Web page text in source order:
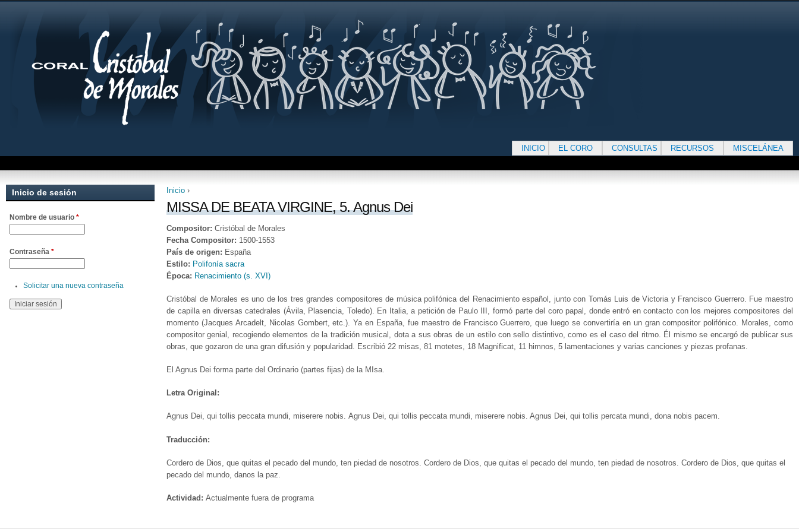
Se encuentra usted aquí
Inicio ›
MISSA DE BEATA VIRGINE, 5. Agnus Dei
Compositor: Cristóbal de Morales
Fecha Compositor: 1500-1553
País de origen: España
Estilo: Polifonía sacra
Época: Renacimiento (s. XVI)
Cristóbal de Morales es uno de los tres grandes compositores de música polifónica del Renacimiento español, junto con Tomás Luis de Victoria y Francisco Guerrero. Fue maestro
de capilla en diversas catedrales (Ávila, Plasencia, Toledo). En Italia, a petición de Paulo III, formó parte del coro papal, donde entró en contacto con los mejores compositores del
momento (Jacques Arcadelt, Nicolas Gombert, etc.). Ya en España, fue maestro de Francisco Guerrero, que luego se convertiría en un gran compositor polifónico. Morales, como
compositor genial, recogiendo elementos de la tradición musical, dota a sus obras de un estilo con sello distintivo, como es el caso del ritmo. Él mismo se encargó de publicar sus
obras, que gozaron de una gran difusión y popularidad. Escribió 22 misas, 81 motetes, 18 Magnificat, 11 himnos, 5 lamentaciones y varias canciones y piezas profanas.
El Agnus Dei forma parte del Ordinario (partes fijas) de la MIsa.
Letra Original:
Agnus Dei, qui tollis peccata mundi, miserere nobis. Agnus Dei, qui tollis peccata mundi, miserere nobis. Agnus Dei, qui tollis percata mundi, dona nobis pacem.
Traducción:
Cordero de Dios, que quitas el pecado del mundo, ten piedad de nosotros. Cordero de Dios, que quitas el pecado del mundo, ten piedad de nosotros. Cordero de Dios, que quitas el
pecado del mundo, danos la paz.
Actividad: Actualmente fuera de programa
INICIO EL CORO CONSULTAS RECURSOS MISCELÁNEA
Inicio de sesión
Nombre de usuario *
Contraseña *
Solicitar una nueva contraseña